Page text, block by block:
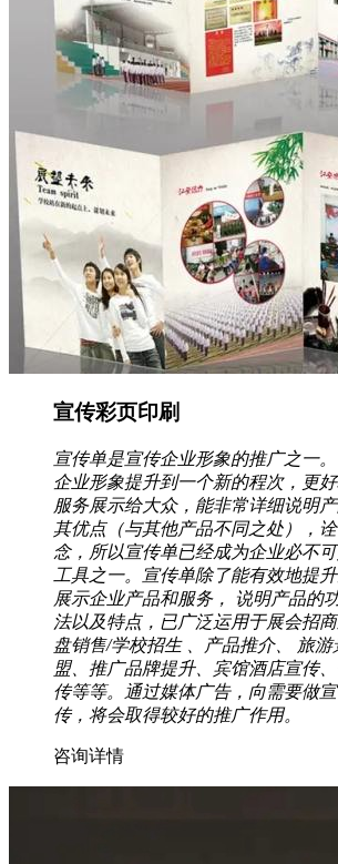
宣传彩页印刷
宣传单是宣传企业形象的推广之一
企业形象提升到一个新的程次，更
服务展示给大众，能非常详细说明
其优点（与其他产品不同之处），
念，所以宣传单已经成为企业必不
工具之一。宣传单除了能有效地提
展示企业产品和服务， 说明产品的
法以及特点，已广泛运用于展会招
盘销售/学校招生 、产品推介、 旅
盟、推广品牌提升、宾馆酒店宣传
传等等。通过媒体广告，向需要做
传，将会取得较好的推广作用。
咨询详情